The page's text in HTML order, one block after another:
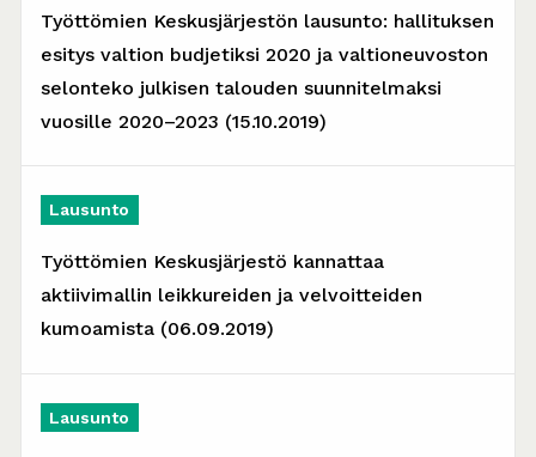
Työttömien Keskusjärjestön lausunto: hallituksen
esitys valtion budjetiksi 2020 ja valtioneuvoston
selonteko julkisen talouden suunnitelmaksi
vuosille 2020–2023 (15.10.2019)
Lausunto
Työttömien Keskusjärjestö kannattaa
aktiivimallin leikkureiden ja velvoitteiden
kumoamista (06.09.2019)
Lausunto